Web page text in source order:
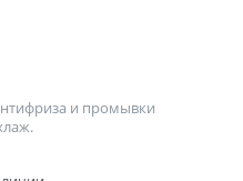
и промывки